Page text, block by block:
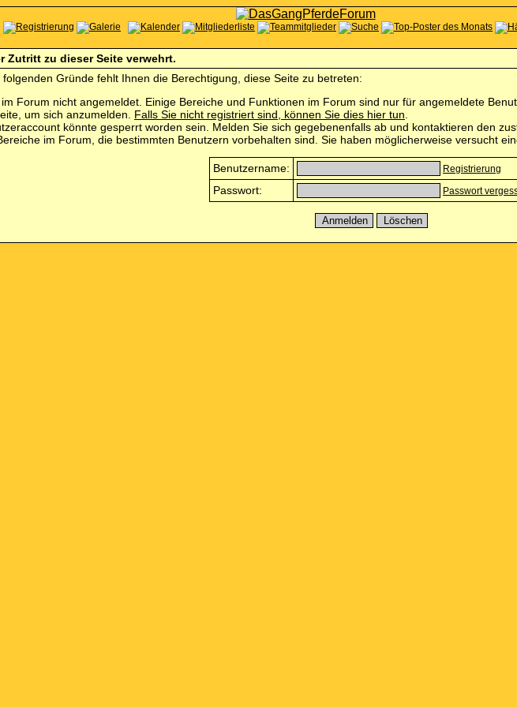
Zutritt zu dieser Seite verwehrt.
Gründe fehlt Ihnen die Berechtigung, diese Seite zu betreten:
Forum nicht angemeldet. Einige Bereiche und Funktionen im Forum sind nur für angemeldete
um sich anzumelden. Falls Sie nicht registriert sind, können Sie dies hier tun
könnte gesperrt worden sein. Melden Sie sich gegebenenfalls ab und kontaktieren den
im Forum, die bestimmten Benutzern vorbehalten sind. Sie haben möglicherweise versucht
Benutzername: Registrierung
Passwort: Passwort